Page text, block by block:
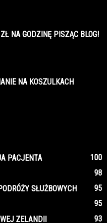
NA GODZINĘ PISZĄC BLOG!
NA KOSZULKACH
PACJENTA
100
98
SŁUŻBOWYCH
95
95
ZELANDII
93